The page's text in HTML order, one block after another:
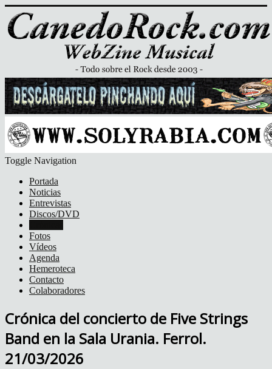
Toggle Navigation
Portada
Noticias
Entrevistas
Discos/DVD
Fotos
Vídeos
Agenda
Hemeroteca
Contacto
Colaboradores
Crónica del concierto de Five Strings
Band en la Sala Urania. Ferrol.
21/03/2026